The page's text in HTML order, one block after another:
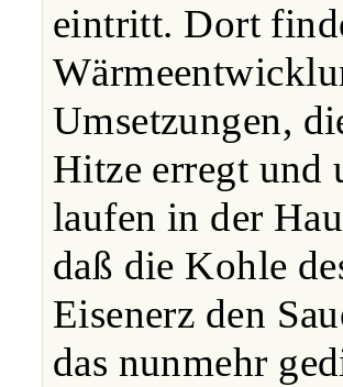
eintritt. Dort
Umsetzungen,
Hitze erregt und
laufen in der
daß die Kohle
Eisenerz den
das nunmehr